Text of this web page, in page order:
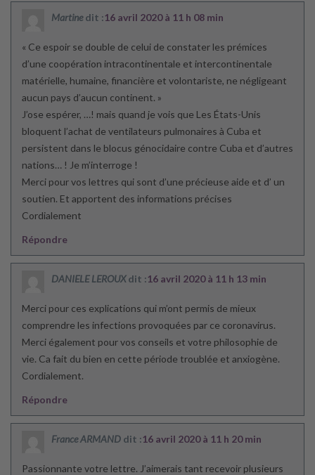
Martine dit :16 avril 2020 à 11 h 08 min
« Ce espoir se double de celui de constater les prémices
d’une coopération intracontinentale et intercontinentale
matérielle, humaine, financière et volontariste, ne négligeant
aucun pays d’aucun continent. »
J’ose espérer, …! mais quand je vois que Les États-Unis
bloquent l’achat de ventilateurs pulmonaires à Cuba et
persistent dans le blocus génocidaire contre Cuba et d’autres
nations… ! Je m’interroge !
Merci pour vos lettres qui sont d’une précieuse aide et d’ un
soutien. Et apportent des informations précises
Cordialement
Répondre
DANIELE LEROUX dit :16 avril 2020 à 11 h 13 min
Merci pour ces explications qui m’ont permis de mieux
comprendre les infections provoquées par ce coronavirus.
Merci également pour vos conseils et votre philosophie de
vie. Ca fait du bien en cette période troublée et anxiogène.
Cordialement.
Répondre
France ARMAND dit :16 avril 2020 à 11 h 20 min
Passionnante votre lettre. J’aimerais tant recevoir plusieurs